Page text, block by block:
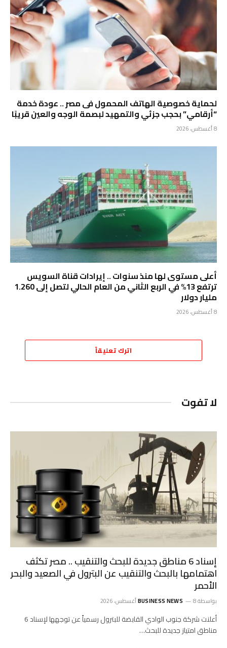
لحماية خصوصية الهاتف المحمول فى مصر .. عودة خدمة
“أرقامي” بحجب جزئي والتمهيد لبصمة الوجه والعين قريبًا
8 أغسطس، 2026
أعلى مستوى لها منذ سنوات .. إيرادات قناة السويس
ترتفع 13% في الربع الثاني من العام الحالي لتصل إلى 1.260
مليار دولار
8 أغسطس، 2026
اترك تعليقاً
لا تفوت
إسناد 6 مناطق جديدة للبحث والتنقيب .. مصر تكثف
اهتمامها بالبحث والتنقيب عن البترول في الصعيد والبحر
الأحمر
بواسطة BUSINESS NEWS 8 أغسطس، 2026
أعلنت شركة جنوب الوادي القابضة للبترول رسمياً عن توجهها لإسناد 6
مناطق امتياز جديدة للبحث…